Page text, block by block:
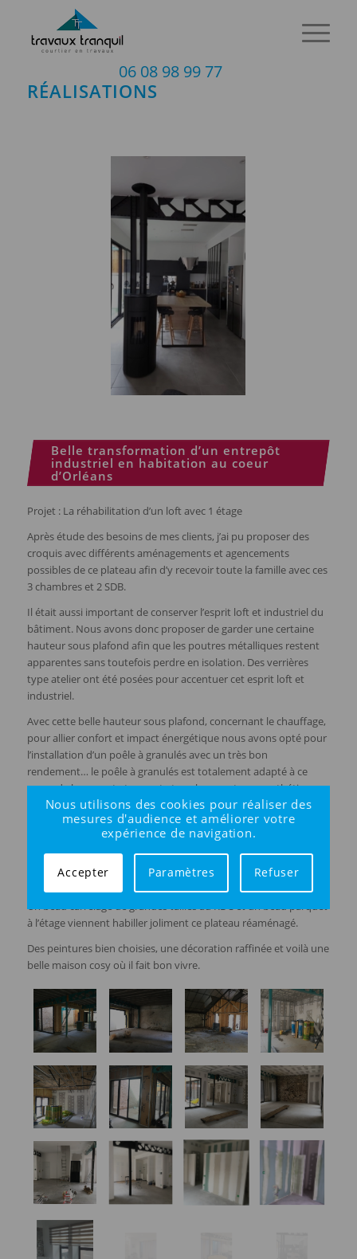
06 08 98 99 77
RÉALISATIONS
Belle transformation d’un entrepôt
industriel en habitation au coeur
d’Orléans
Projet : La réhabilitation d’un loft avec 1 étage
Après étude des besoins de mes clients, j’ai pu proposer des
croquis avec différents aménagements et agencements
possibles de ce plateau afin d’y recevoir toute la famille avec ces
3 chambres et 2 SDB.
Il était aussi important de conserver l’esprit loft et industriel du
bâtiment. Nous avons donc proposer de garder une certaine
hauteur sous plafond afin que les poutres métalliques restent
apparentes sans toutefois perdre en isolation. Des verrières
type atelier ont été posées pour accentuer cet esprit loft et
industriel.
Avec cette belle hauteur sous plafond, concernant le chauffage,
pour allier confort et impact énergétique nous avons opté pour
l’installation d’un poêle à granulés avec un très bon
rendement… le poêle à granulés est totalement adapté à ce
genre de logement et apporte tous les avantages : esthétique,
respectueux de l’environnement, rendement et le plaisir du
sur ces pierres.
Un beau carrelage de grandes tailles au RDC et un beau parquet
à l’étage viennent habiller joliment ce plateau réaménagé.
Des peintures bien choisies, une décoration raffinée et voilà une
belle maison cosy où il fait bon vivre.
Nous utilisons des cookies pour réaliser des
mesures d'audience et améliorer votre
expérience de navigation.
Accepter Paramètres Refuser